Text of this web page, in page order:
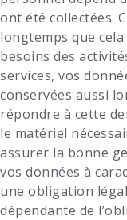
ont été collectées.
longtemps que
besoins des
services, vos
conservées aussi
répondre à cette
le matériel
assurer la bonne
vos données à
une obligation
dépendante de